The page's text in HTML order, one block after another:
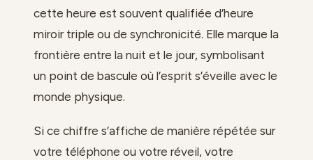
cette heure est souvent qualifiée d’heure
miroir triple ou de synchronicité. Elle marque la
frontière entre la nuit et le jour, symbolisant
un point de bascule où l’esprit s’éveille avec le
monde physique.
Si ce chiffre s’affiche de manière répétée sur
votre téléphone ou votre réveil, votre